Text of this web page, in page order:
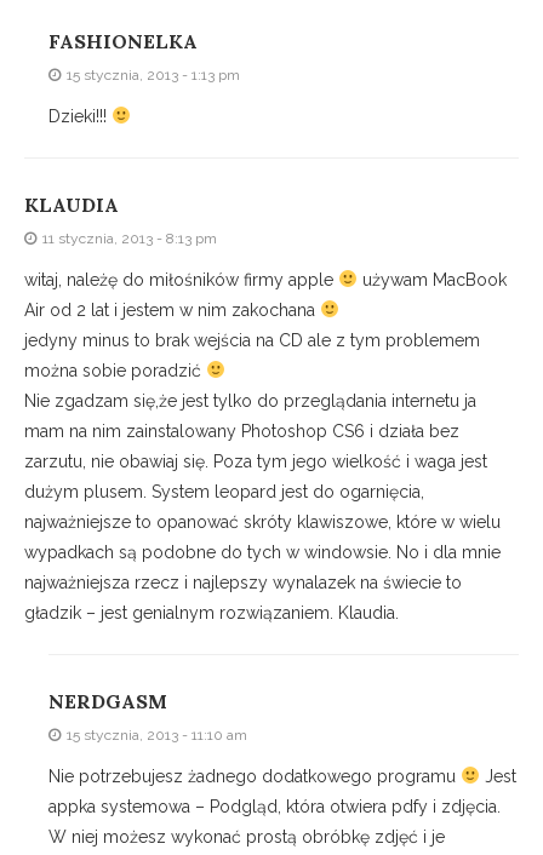
FASHIONELKA
15 stycznia, 2013 - 1:13 pm
Dzieki!!!
KLAUDIA
11 stycznia, 2013 - 8:13 pm
witaj, należę do miłośników firmy apple
używam MacBook
Air od 2 lat i jestem w nim zakochana
jedyny minus to brak wejścia na CD ale z tym problemem
można sobie poradzić
Nie zgadzam się,że jest tylko do przeglądania internetu ja
mam na nim zainstalowany Photoshop CS6 i działa bez
zarzutu, nie obawiaj się. Poza tym jego wielkość i waga jest
dużym plusem. System leopard jest do ogarnięcia,
najważniejsze to opanować skróty klawiszowe, które w wielu
wypadkach są podobne do tych w windowsie. No i dla mnie
najważniejsza rzecz i najlepszy wynalazek na świecie to
gładzik – jest genialnym rozwiązaniem. Klaudia.
NERDGASM
15 stycznia, 2013 - 11:10 am
Nie potrzebujesz żadnego dodatkowego programu
Jest
appka systemowa – Podgląd, która otwiera pdfy i zdjęcia.
W niej możesz wykonać prostą obróbkę zdjęć i je